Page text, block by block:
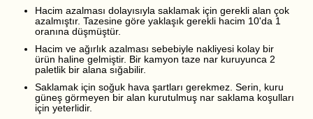
Hacim azalması dolayısıyla saklamak için gerekli alan çok
azalmıştır. Tazesine göre yaklaşık gerekli hacim 10'da 1
oranına düşmüştür.
Hacim ve ağırlık azalması sebebiyle nakliyesi kolay bir
ürün haline gelmiştir. Bir kamyon taze nar kuruyunca 2
paletlik bir alana sığabilir.
Saklamak için soğuk hava şartları gerekmez. Serin, kuru
güneş görmeyen bir alan kurutulmuş nar saklama koşulları
için yeterlidir.